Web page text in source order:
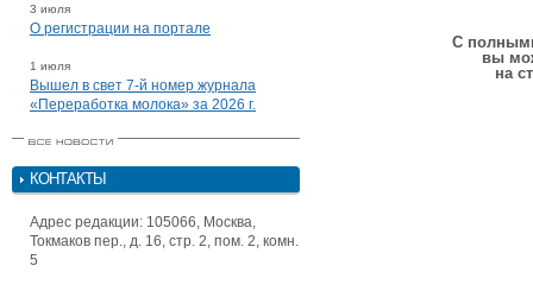
3 июля
О регистрации на портале
1 июля
Вышел в свет 7-й номер журнала
«Переработка молока» за 2026 г.
КОНТАКТЫ
Адрес редакции: 105066, Москва,
Токмаков пер., д. 16, стр. 2, пом. 2, комн.
5
С
вы
на